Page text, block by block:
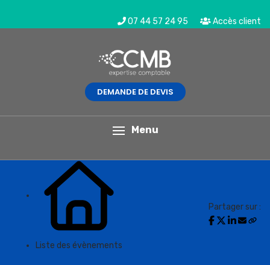
07 44 57 24 95 Accès client
DEMANDE DE DEVIS
Menu
L'actualité du mois
Liste des évènements
Partager sur :